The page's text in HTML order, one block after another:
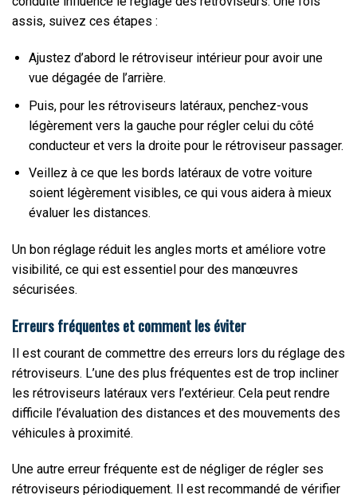
assis, suivez ces étapes :
Ajustez d’abord le rétroviseur intérieur pour avoir une
vue dégagée de l’arrière.
Puis, pour les rétroviseurs latéraux, penchez-vous
légèrement vers la gauche pour régler celui du côté
conducteur et vers la droite pour le rétroviseur passager.
Veillez à ce que les bords latéraux de votre voiture
soient légèrement visibles, ce qui vous aidera à mieux
évaluer les distances.
Un bon réglage réduit les angles morts et améliore votre
visibilité, ce qui est essentiel pour des manœuvres
sécurisées.
Erreurs fréquentes et comment les éviter
Il est courant de commettre des erreurs lors du réglage des
rétroviseurs. L’une des plus fréquentes est de trop incliner
les rétroviseurs latéraux vers l’extérieur. Cela peut rendre
difficile l’évaluation des distances et des mouvements des
véhicules à proximité.
Une autre erreur fréquente est de négliger de régler ses
rétroviseurs périodiquement. Il est recommandé de vérifier